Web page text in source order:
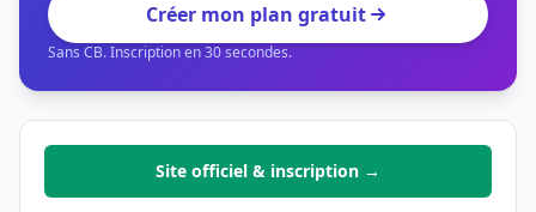
Créer mon plan gratuit
Sans CB. Inscription en 30 secondes.
Site officiel & inscription →